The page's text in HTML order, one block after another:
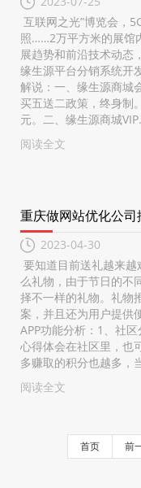
互联网之光”博览会，
照……2万平方米的展馆
展趋势和前沿技术动态
缘生源平台分销系统开
解说：一、缘生源商城
买五送二政策，终身制
元。二、缘生源商城
阅读全文
重庆做网站优化公
2023-04-30
要知道目前送礼越来
么礼物，由于节日的不
择不一样的礼物。礼物
案，并且还为用户提供
APP功能分析：1、社
心得体会在社区里，也
多赚取的积分也越多，
阅读全文
首页 前